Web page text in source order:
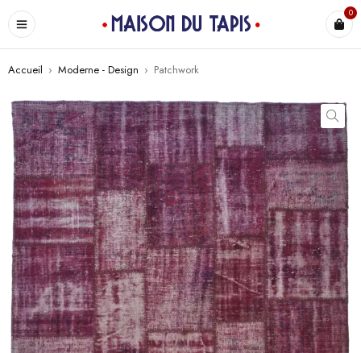
0
Accueil › Moderne - Design › Patchwork